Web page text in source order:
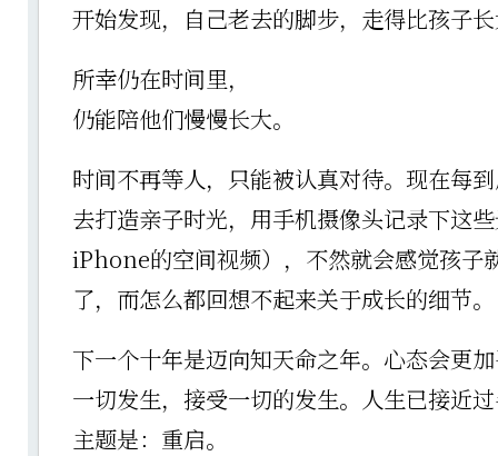
开始发现，自己老去的脚步，走得比孩子
所幸仍在时间里，
仍能陪他们慢慢长大。
时间不再等人，只能被认真对待。现在每
去打造亲子时光，用手机摄像头记录下这
iPhone的空间视频），不然就会感觉孩子
了，而怎么都回想不起来关于成长的细节。
下一个十年是迈向知天命之年。心态会更
一切发生，接受一切的发生。人生已接近
主题是：重启。